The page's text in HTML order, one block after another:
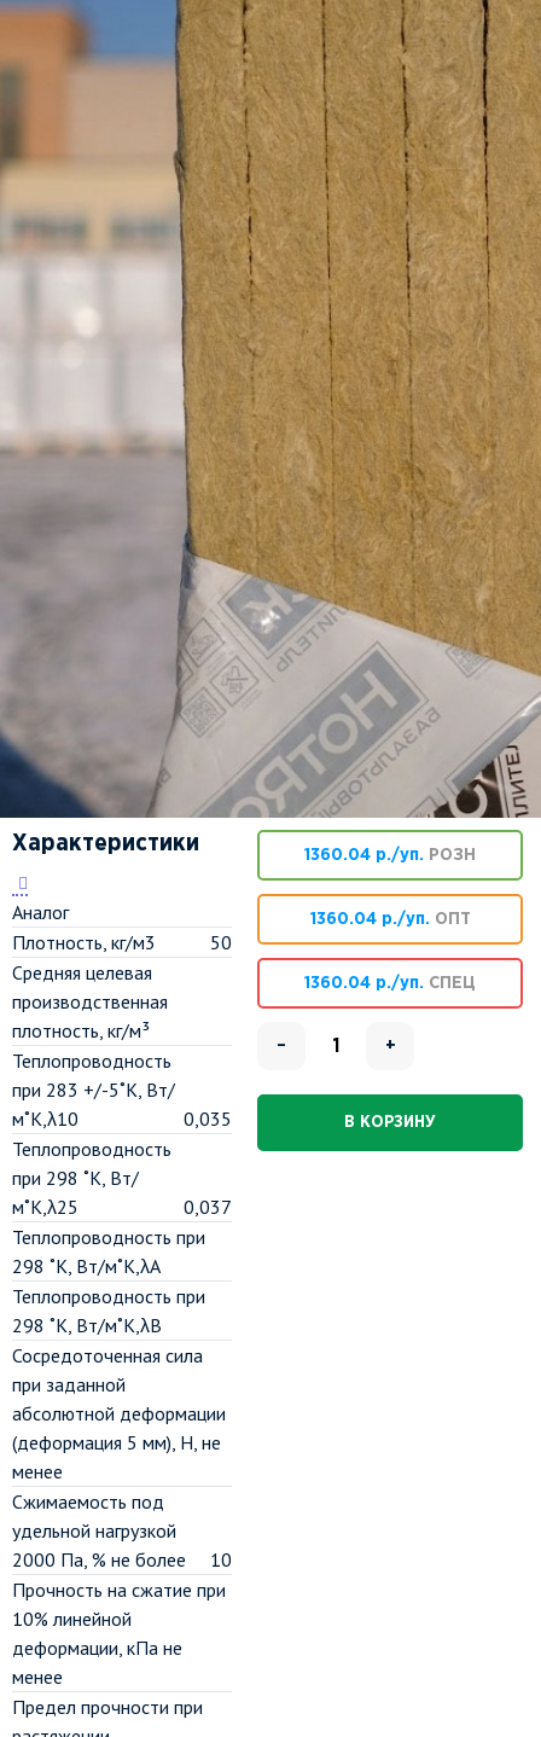
Характеристики
Аналог
Плотность, кг/м3
50
Средняя целевая
производственная
плотность, кг/м³
Теплопроводность
при 283 +/-5˚К, Вт/
м˚К,λ10
0,035
Теплопроводность
при 298 ˚К, Вт/
м˚К,λ25
0,037
Теплопроводность при
298 ˚К, Вт/м˚К,λА
Теплопроводность при
298 ˚К, Вт/м˚К,λВ
Сосредоточенная сила
при заданной
абсолютной деформации
(деформация 5 мм), Н, не
менее
Сжимаемость под
удельной нагрузкой
2000 Па, % не более
10
Прочность на сжатие при
10% линейной
деформации, кПа не
менее
Предел прочности при
1360.04 р./уп. РОЗН
1360.04 р./уп. ОПТ
1360.04 р./уп. СПЕЦ
– +
В КОРЗИНУ